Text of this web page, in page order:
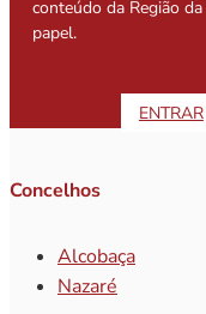
conteúdo da Região
papel.
ENTRAR
Concelhos
Alcobaça
Nazaré